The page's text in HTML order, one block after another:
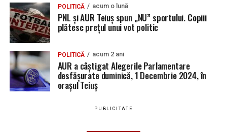
POLITICĂ acum o lună
PNL și AUR Teiuș spun „NU” sportului. Copiii
plătesc prețul unui vot politic
POLITICĂ acum 2 ani
AUR a câștigat Alegerile Parlamentare
desfășurate duminică, 1 Decembrie 2024, în
orașul Teiuș
PUBLICITATE